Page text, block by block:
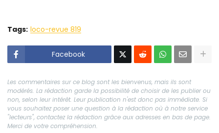
Tags: loco-revue 819
Facebook
Les commentaires sur ce blog sont les bienvenus, mais ils sont
modérés. La rédaction garde la possibilité de choisir de les publier ou
non, selon leur intérêt. Leur publication n'est donc pas immédiate. Si
vous souhaitez poser une question à la rédaction où à notre service
"lecteurs", contactez la rédaction grâce aux adresses en bas de page.
Merci de votre compréhension.